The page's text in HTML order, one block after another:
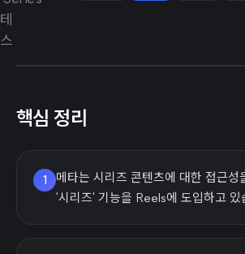
핵심 정리
1
메타는 시리즈 콘텐츠에 대한 접근성
'시리즈' 기능을 Reels에 도입하고 있